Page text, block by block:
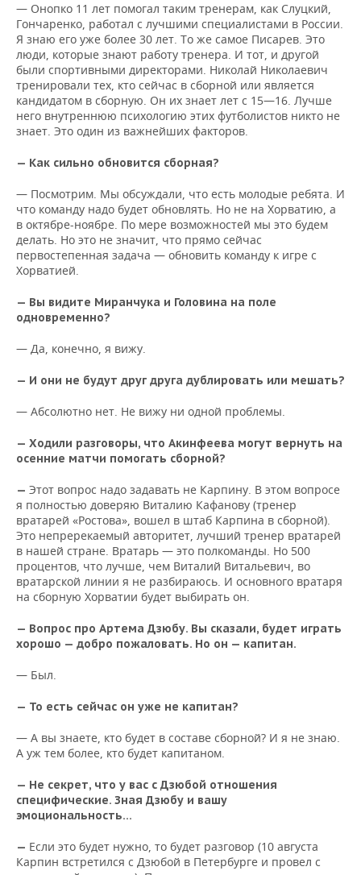
— Онопко 11 лет помогал таким тренерам, как Слуцкий,
Гончаренко, работал с лучшими специалистами в России.
Я знаю его уже более 30 лет. То же самое Писарев. Это
люди, которые знают работу тренера. И тот, и другой
были спортивными директорами. Николай Николаевич
тренировали тех, кто сейчас в сборной или является
кандидатом в сборную. Он их знает лет с 15—16. Лучше
него внутреннюю психологию этих футболистов никто не
знает. Это один из важнейших факторов.
— Как сильно обновится сборная?
— Посмотрим. Мы обсуждали, что есть молодые ребята. И
что команду надо будет обновлять. Но не на Хорватию, а
в октябре-ноябре. По мере возможностей мы это будем
делать. Но это не значит, что прямо сейчас
первостепенная задача — обновить команду к игре с
Хорватией.
— Вы видите Миранчука и Головина на поле
одновременно?
— Да, конечно, я вижу.
— И они не будут друг друга дублировать или мешать?
— Абсолютно нет. Не вижу ни одной проблемы.
— Ходили разговоры, что Акинфеева могут вернуть на
осенние матчи помогать сборной?
— Этот вопрос надо задавать не Карпину. В этом вопросе
я полностью доверяю Виталию Кафанову (тренер
вратарей «Ростова», вошел в штаб Карпина в сборной).
Это непререкаемый авторитет, лучший тренер вратарей
в нашей стране. Вратарь — это полкоманды. Но 500
процентов, что лучше, чем Виталий Витальевич, во
вратарской линии я не разбираюсь. И основного вратаря
на сборную Хорватии будет выбирать он.
— Вопрос про Артема Дзюбу. Вы сказали, будет играть
хорошо — добро пожаловать. Но он — капитан.
— Был.
— То есть сейчас он уже не капитан?
— А вы знаете, кто будет в составе сборной? И я не знаю.
А уж тем более, кто будет капитаном.
— Не секрет, что у вас с Дзюбой отношения
специфические. Зная Дзюбу и вашу
эмоциональность…
— Если это будет нужно, то будет разговор (10 августа
Карпин встретился с Дзюбой в Петербурге и провел с